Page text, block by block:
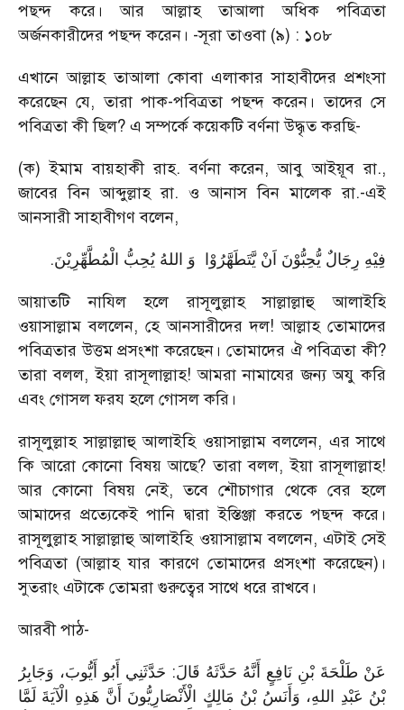
পছন্দ করে। আর আল্লাহ তাআলা অধিক পবিত্রতা
অর্জনকারীদের পছন্দ করেন। -সূরা তাওবা (৯) : ১০৮
এখানে আল্লাহ তাআলা কোবা এলাকার সাহাবীদের প্রশংসা
করেছেন যে, তারা পাক-পবিত্রতা পছন্দ করেন। তাদের সে
পবিত্রতা কী ছিল? এ সম্পর্কে কয়েকটি বর্ণনা উদ্ধৃত করছি-
(ক) ইমাম বায়হাকী রাহ. বর্ণনা করেন, আবু আইয়ূব রা.,
জাবের বিন আব্দুল্লাহ রা. ও আনাস বিন মালেক রা.-এই
আনসারী সাহাবীগণ বলেন,
فِیْهِ رِجَالٌ یُّحِبُّوْنَ اَنْ یَّتَطَهَّرُوْا وَ اللهُ یُحِبُّ الْمُطَّهِّرِیْنَ.
আয়াতটি নাযিল হলে রাসূলুল্লাহ সাল্লাল্লাহু আলাইহি
ওয়াসাল্লাম বললেন, হে আনসারীদের দল! আল্লাহ তোমাদের
পবিত্রতার উত্তম প্রসংশা করেছেন। তোমাদের ঐ পবিত্রতা কী?
তারা বলল, ইয়া রাসূলাল্লাহ! আমরা নামাযের জন্য অযু করি
এবং গোসল ফরয হলে গোসল করি।
রাসূলুল্লাহ সাল্লাল্লাহু আলাইহি ওয়াসাল্লাম বললেন, এর সাথে
কি আরো কোনো বিষয় আছে? তারা বলল, ইয়া রাসূলাল্লাহ!
আর কোনো বিষয় নেই, তবে শৌচাগার থেকে বের হলে
আমাদের প্রত্যেকেই পানি দ্বারা ইস্তিঞ্জা করতে পছন্দ করে।
রাসূলুল্লাহ সাল্লাল্লাহু আলাইহি ওয়াসাল্লাম বললেন, এটাই সেই
পবিত্রতা (আল্লাহ যার কারণে তোমাদের প্রসংশা করেছেন)।
সুতরাং এটাকে তোমরা গুরুত্বের সাথে ধরে রাখবে।
আরবী পাঠ-
عَنْ طَلْحَةَ بْنِ نَافِعٍ أَنَّهُ حَدَّثَهُ قَالَ: حَدَّثَنِي أَبُو أَيُّوبَ، وَجَابِرُ
بْنُ عَبْدِ اللهِ، وَأَنَسُ بْنُ مَالِكٍ الْأَنْصَارِيُّونَ أَنَّ هَذِهِ الْآيَةَ لَمَّا